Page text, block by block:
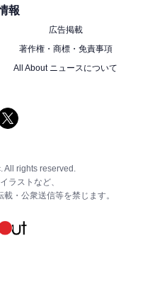
報
広告掲載
著作権・商標・免責事項
All About ニュースについて
All rights reserved.
ラストなど、
・公衆送信等を禁じます。